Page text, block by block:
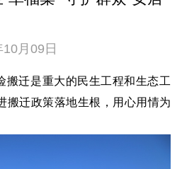
月09日
搬迁是重大的民生工程和生态工
搬迁政策落地生根，用心用情为